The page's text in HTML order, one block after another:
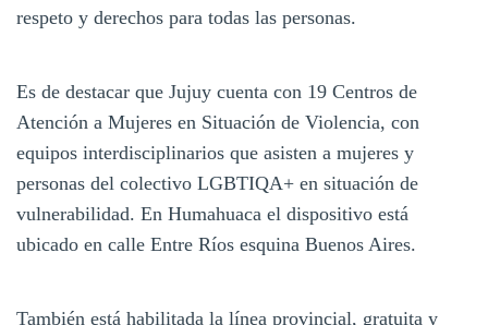
respeto y derechos para todas las personas.
Es de destacar que Jujuy cuenta con 19 Centros de
Atención a Mujeres en Situación de Violencia, con
equipos interdisciplinarios que asisten a mujeres y
personas del colectivo LGBTIQA+ en situación de
vulnerabilidad. En Humahuaca el dispositivo está
ubicado en calle Entre Ríos esquina Buenos Aires.
También está habilitada la línea provincial, gratuita y